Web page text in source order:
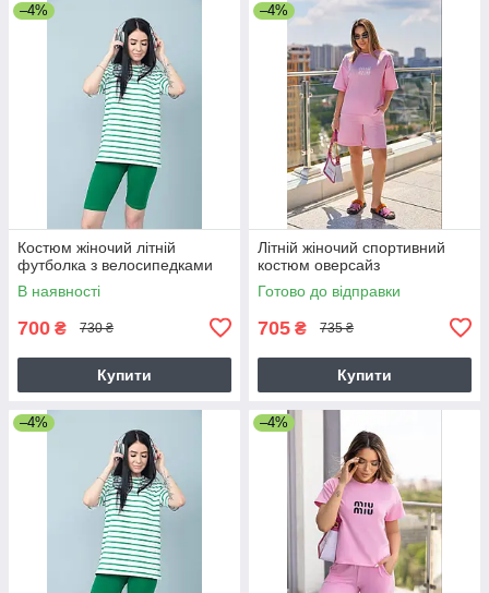
–4%
Костюм жіночий літній
футболка з велосипедками
В наявності
700 ₴ 730 ₴
Купити
–4%
Літній жіночий спортивний
костюм оверсайз
Готово до відправки
705 ₴ 735 ₴
Купити
–4% –4%